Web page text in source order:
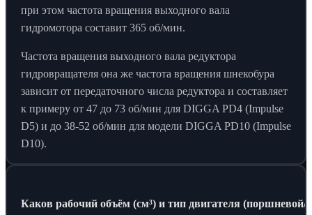
при этом частота вращения выходного вала
гидромотора составит 365 об/мин.
Частота вращения выходного вала редуктора
гидровращателя она же частота вращения шнекобура
зависит от передаточного числа редуктора и составляет
к примеру от 47 до 73 об/мин для DIGGA PD4 (Impulse
D5) и до 38-52 об/мин для модели DIGGA PD10 (Impulse
D10).
Каков рабочий объём (см³) и тип двигателя (поршневой/